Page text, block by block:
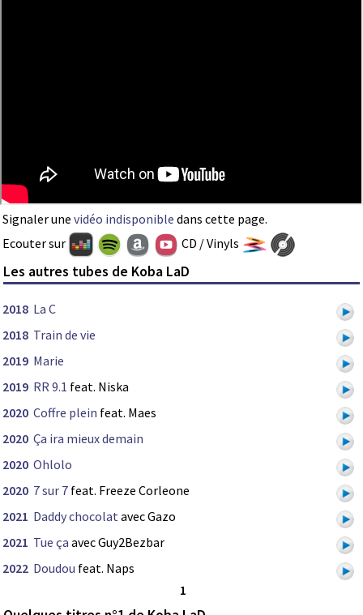
Signaler une vidéo indisponible dans cette page.
Ecouter sur
CD / Vinyls
Les autres tubes de Koba LaD
2018 La C
2018 Train de vie
2019 Marie
2019 RR 9.1 feat. Niska
2020 Coffre plein feat. Maes
2020 Ça ira mieux demain
2020 Ohlolo
2020 7 sur 7 feat. Freeze Corleone
2021 Daddy chocolat avec Gazo
2021 Tue ça avec Guy2Bezbar
2022 Doudou feat. Naps
1